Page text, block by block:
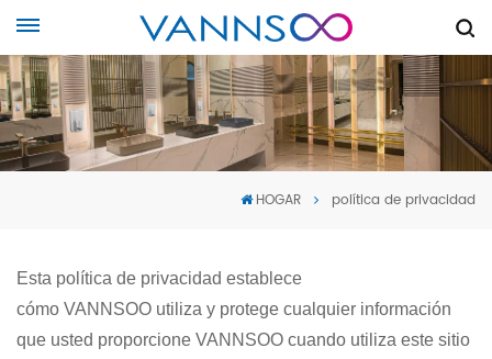
HOGAR política de privacidad
Esta política de privacidad establece
cómo VANNSOO utiliza y protege cualquier información
que usted proporcione VANNSOO cuando utiliza este sitio